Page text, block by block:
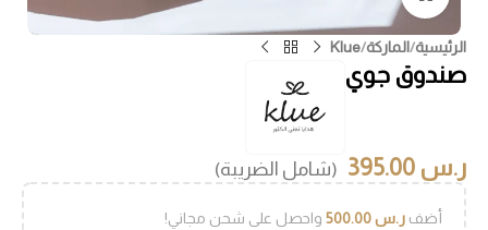
الرئيسية/الماركة/
Klue
صندوق جوي
ر.س (شامل الضريبة)
أضف ر.س واحصل على شحن مجاني!